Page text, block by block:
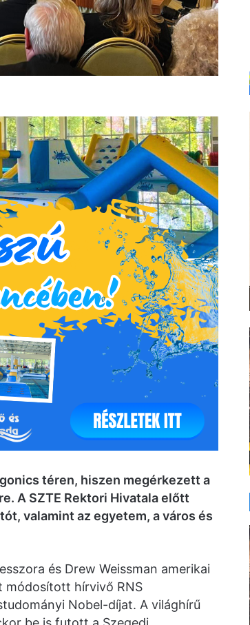
téren, hiszen megérkezett a
A SZTE Rektori Hivatala előtt
valamint az egyetem, a város és
és Drew Weissman amerikai
módosított hírvivő RNS
Nobel-díjat. A világhírű